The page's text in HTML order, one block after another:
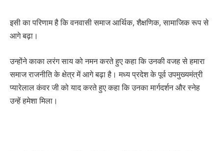
इसी का परिणाम है कि वनवासी समाज आर्थिक, शैक्षणिक, सामाजिक रूप से
आगे बढ़ा।
उन्होंने काका लरंग साय को नमन करते हुए कहा कि उनकी वजह से हमारा
समाज राजनीति के क्षेत्र में आगे बढ़ा है। मध्य प्रदेश के पूर्व उपमुख्यमंत्री
प्यारेलाल कंवर जी को याद करते हुए कहा कि उनका मार्गदर्शन और स्नेह
उन्हें हमेशा मिला।